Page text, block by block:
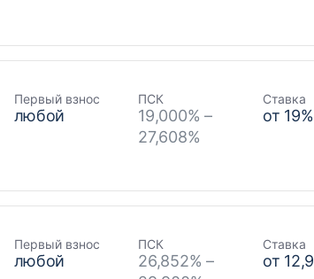
Первый взнос
любой
ПСК
19,000% –
27,608%
Ставка
от 19%
Первый взнос
любой
ПСК
26,852% –
Ставка
от 12,9